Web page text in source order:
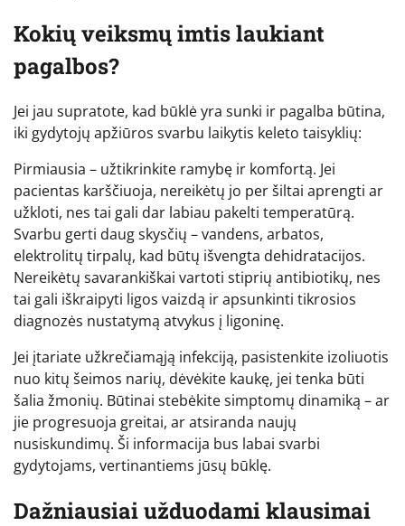
Kokių veiksmų imtis laukiant
pagalbos?
Jei jau supratote, kad būklė yra sunki ir pagalba būtina,
iki gydytojų apžiūros svarbu laikytis keleto taisyklių:
Pirmiausia – užtikrinkite ramybę ir komfortą. Jei
pacientas karščiuoja, nereikėtų jo per šiltai aprengti ar
užkloti, nes tai gali dar labiau pakelti temperatūrą.
Svarbu gerti daug skysčių – vandens, arbatos,
elektrolitų tirpalų, kad būtų išvengta dehidratacijos.
Nereikėtų savarankiškai vartoti stiprių antibiotikų, nes
tai gali iškraipyti ligos vaizdą ir apsunkinti tikrosios
diagnozės nustatymą atvykus į ligoninę.
Jei įtariate užkrečiamąją infekciją, pasistenkite izoliuotis
nuo kitų šeimos narių, dėvėkite kaukę, jei tenka būti
šalia žmonių. Būtinai stebėkite simptomų dinamiką – ar
jie progresuoja greitai, ar atsiranda naujų
nusiskundimų. Ši informacija bus labai svarbi
gydytojams, vertinantiems jūsų būklę.
Dažniausiai užduodami klausimai